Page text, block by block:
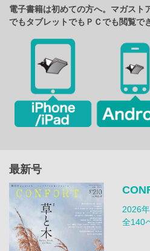
電子書籍は初めての方へ。マガスト
でもタブレットでもＰＣでも閲覧で
最新号
2026
全140